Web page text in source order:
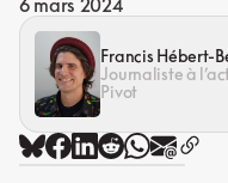
Francis Hébert-
Journaliste à
Pivot